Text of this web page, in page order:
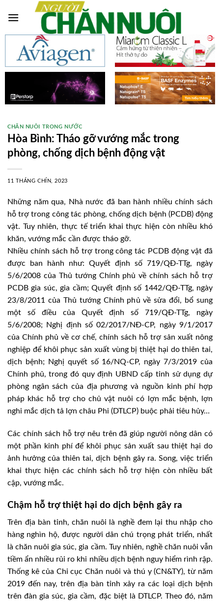
CHĂN NUÔI TRONG NƯỚC
Hòa Bình: Tháo gỡ vướng mắc trong
phòng, chống dịch bệnh động vật
11 THÁNG CHÍN, 2023
Những năm qua, Nhà nước đã ban hành nhiều chính sách
hỗ trợ trong công tác phòng, chống dịch bệnh (PCDB) động
vật. Tuy nhiên, thực tế triển khai thực hiện còn nhiều khó
khăn, vướng mắc cần được tháo gỡ.
Nhiều chính sách hỗ trợ trong công tác PCDB động vật đã
được ban hành như: Quyết định số 719/QĐ-TTg, ngày
5/6/2008 của Thủ tướng Chính phủ về chính sách hỗ trợ
PCDB gia súc, gia cầm; Quyết định số 1442/QĐ-TTg, ngày
23/8/2011 của Thủ tướng Chính phủ về sửa đổi, bổ sung
một số điều của Quyết định số 719/QĐ-TTg, ngày
5/6/2008; Nghị định số 02/2017/NĐ-CP, ngày 9/1/2017
của Chính phủ về cơ chế, chính sách hỗ trợ sản xuất nông
nghiệp để khôi phục sản xuất vùng bị thiệt hại do thiên tai,
dịch bệnh; Nghị quyết số 16/NQ-CP, ngày 7/3/2019 của
Chính phủ, trong đó quy định UBND cấp tỉnh sử dụng dự
phòng ngân sách của địa phương và nguồn kinh phí hợp
pháp khác hỗ trợ cho chủ vật nuôi có lợn mắc bệnh, lợn
nghi mắc dịch tả lợn châu Phi (DTLCP) buộc phải tiêu hủy…
Các chính sách hỗ trợ nêu trên đã giúp người nông dân có
một phần kinh phí để khôi phục sản xuất sau thiệt hại do
ảnh hưởng của thiên tai, dịch bệnh gây ra. Song, việc triển
khai thực hiện các chính sách hỗ trợ hiện còn nhiều bất
cập, vướng mắc.
Chậm hỗ trợ thiệt hại do dịch bệnh gây ra
Trên địa bàn tỉnh, chăn nuôi là nghề đem lại thu nhập cho
hàng nghìn hộ, được người dân chú trọng phát triển, nhất
là chăn nuôi gia súc, gia cầm. Tuy nhiên, nghề chăn nuôi vẫn
tiềm ẩn nhiều rủi ro khi nhiều dịch bệnh nguy hiểm rình rập.
Thống kê của Chi cục Chăn nuôi và thú y (CN&TY), từ năm
2019 đến nay, trên địa bàn tỉnh xảy ra các loại dịch bệnh
trên đàn gia súc, gia cầm, đặc biệt là DTLCP. Theo đó, năm